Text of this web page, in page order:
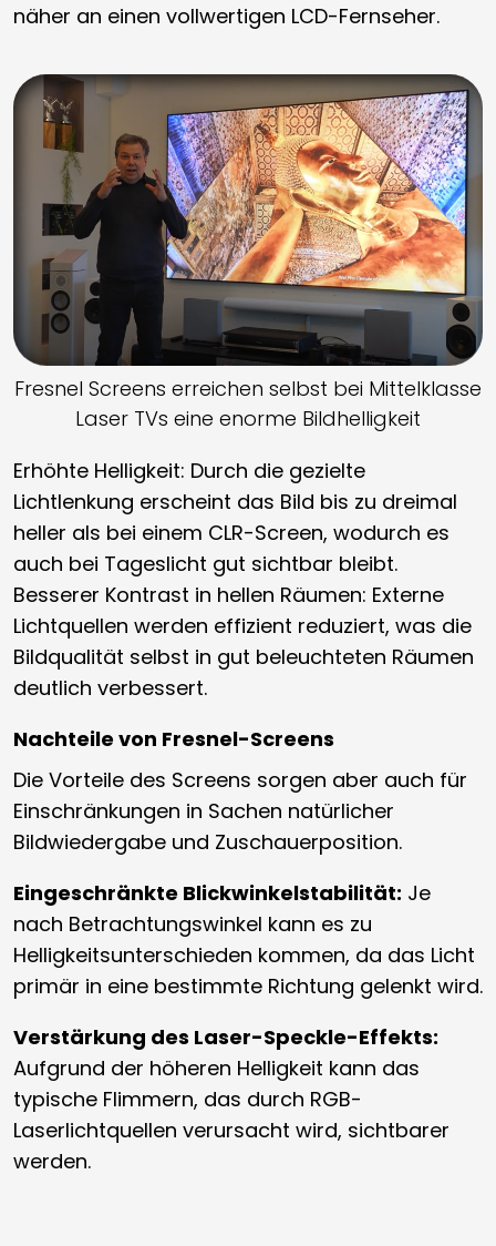
näher an einen vollwertigen LCD-Fernseher.
Fresnel Screens erreichen selbst bei Mittelklasse
Laser TVs eine enorme Bildhelligkeit
Erhöhte Helligkeit: Durch die gezielte
Lichtlenkung erscheint das Bild bis zu dreimal
heller als bei einem CLR-Screen, wodurch es
auch bei Tageslicht gut sichtbar bleibt.
Besserer Kontrast in hellen Räumen: Externe
Lichtquellen werden effizient reduziert, was die
Bildqualität selbst in gut beleuchteten Räumen
deutlich verbessert.
Nachteile von Fresnel-Screens
Die Vorteile des Screens sorgen aber auch für
Einschränkungen in Sachen natürlicher
Bildwiedergabe und Zuschauerposition.
Eingeschränkte Blickwinkelstabilität: Je
nach Betrachtungswinkel kann es zu
Helligkeitsunterschieden kommen, da das Licht
primär in eine bestimmte Richtung gelenkt wird.
Verstärkung des Laser-Speckle-Effekts:
Aufgrund der höheren Helligkeit kann das
typische Flimmern, das durch RGB-
Laserlichtquellen verursacht wird, sichtbarer
werden.